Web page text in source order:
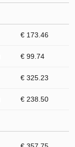
€ 173.46
€ 99.74
€ 325.23
€ 238.50